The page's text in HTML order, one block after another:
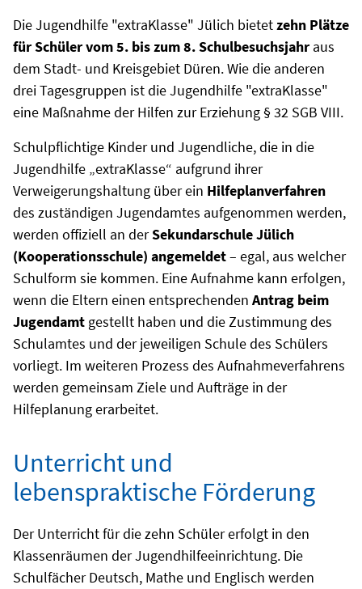
Die Jugendhilfe "extraKlasse" Jülich bietetzehn Plätze
für Schüler vom 5. bis zum 8. Schulbesuchsjahr aus
dem Stadt- und Kreisgebiet Düren. Wie die anderen
drei Tagesgruppen ist die Jugendhilfe "extraKlasse"
eine Maßnahme der Hilfen zur Erziehung § 32 SGB VIII.
Schulpflichtige Kinder und Jugendliche, die in die
Jugendhilfe „extraKlasse“ aufgrund ihrer
Verweigerungshaltung über ein Hilfeplanverfahren
des zuständigen Jugendamtes aufgenommen werden,
werden offiziell an derSekundarschuleJülich
(Kooperationsschule) angemeldet– egal, aus welcher
Schulform sie kommen. Eine Aufnahme kann erfolgen,
wenn die Eltern einen entsprechenden Antrag beim
Jugendamt gestellt haben und die Zustimmung des
Schulamtes und der jeweiligen Schule des Schülers
vorliegt. Im weiteren Prozess des Aufnahmeverfahrens
werden gemeinsam Ziele und Aufträge in der
Hilfeplanung erarbeitet.
Unterricht und
lebenspraktische Förderung
Der Unterricht für die zehn Schüler erfolgt in den
Klassenräumen der Jugendhilfeeinrichtung. Die
Schulfächer Deutsch, Mathe und Englisch werden